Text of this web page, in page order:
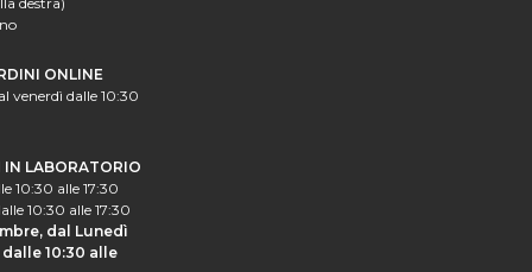
ONLINE
venerdì dalle 10:30
IN LABORATORIO
10:30 alle 17:30
10:30 alle 17:30
dal Lunedì
10:30 alle